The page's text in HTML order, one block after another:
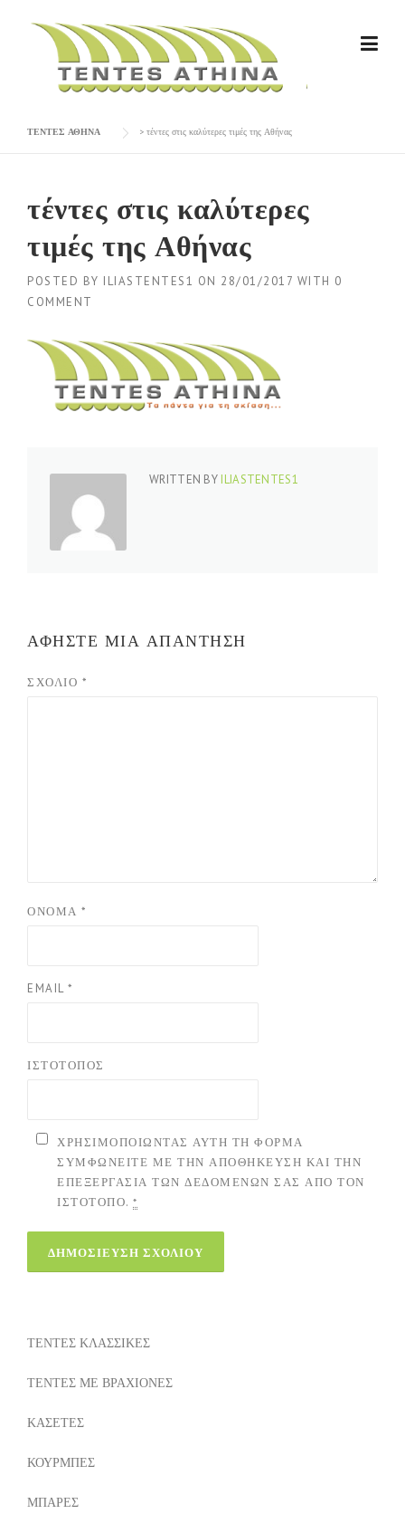
ΤΕΝΤΕΣ ΑΘΗΝΑ > τέντες στις καλύτερες τιμές της Αθήνας
τέντες στις καλύτερες
τιμές της Αθήνας
POSTED BY ILIASTENTES1 ON 28/01/2017 WITH 0
COMMENT
WRITTEN BY ILIASTENTES1
ΑΦΉΣΤΕ ΜΙΑ ΑΠΆΝΤΗΣΗ
ΣΧΌΛΙΟ *
ΌΝΟΜΑ *
EMAIL *
ΙΣΤΌΤΟΠΟΣ
ΧΡΗΣΙΜΟΠΟΙΏΝΤΑΣ ΑΥΤΉ ΤΗ ΦΌΡΜΑ
ΣΥΜΦΩΝΕΊΤΕ ΜΕ ΤΗΝ ΑΠΟΘΉΚΕΥΣΗ ΚΑΙ ΤΗΝ
ΕΠΕΞΕΡΓΑΣΊΑ ΤΩΝ ΔΕΔΟΜΈΝΩΝ ΣΑΣ ΑΠΌ ΤΟΝ
ΙΣΤΌΤΟΠΟ. *
ΤΕΝΤΕΣ ΚΛΑΣΣΙΚΕΣ
ΤΕΝΤΕΣ ΜΕ ΒΡΑΧΙΟΝΕΣ
ΚΑΣΕΤΕΣ
ΚΟΥΡΜΠΕΣ
ΜΠΑΡΕΣ